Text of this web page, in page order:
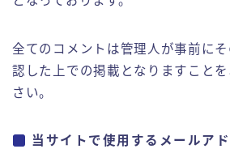
全てのコメントは管理人が事前に
認した上での掲載となりますこと
さい。
当サイトで使用するメールア